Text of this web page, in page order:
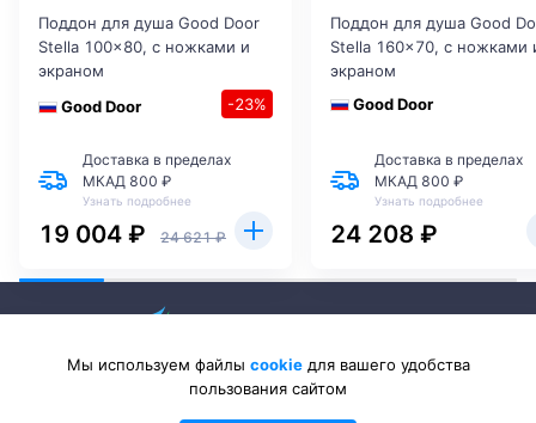
Поддон для душа Good Door
Stella 100x80, с ножками и
экраном
Good Door
-23%
Доставка в пределах
МКАД 800 ₽
Узнать подробнее
19 004 ₽ 24 621 ₽
Поддон для душа Good
Stella 160x70, с ножками
экраном
Good Door
Доставка в пределах
МКАД 800 ₽
Узнать подробнее
24 208 ₽
2026 © Sanlib-Santehnika.ru — интернет-магазин сантехники
Мы используем файлы cookieдля вашего удобства
пользования сайтом